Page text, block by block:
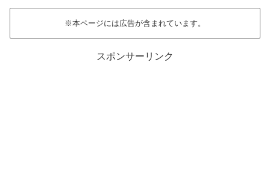
※本ページには広告が含まれています。
スポンサーリンク